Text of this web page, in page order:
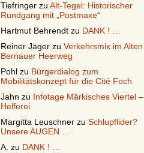
Tiefringer zu Alt-Tegel: Historischer
Rundgang mit „Postmaxe“
Hartmut Behrendt zu DANK ! …
Reiner Jäger zu Verkehrsmix im Alten
Bernauer Heerweg
Pohl zu Bürgerdialog zum
Mobilitätskonzept für die Cité Foch
Jahn zu Infotage Märkisches Viertel –
Helferei
Margitta Leuschner zu Schlupflider?
Unsere AUGEN …
A. zu DANK ! …